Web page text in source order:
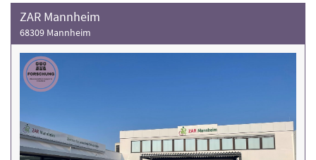
ZAR Mannheim
68309 Mannheim